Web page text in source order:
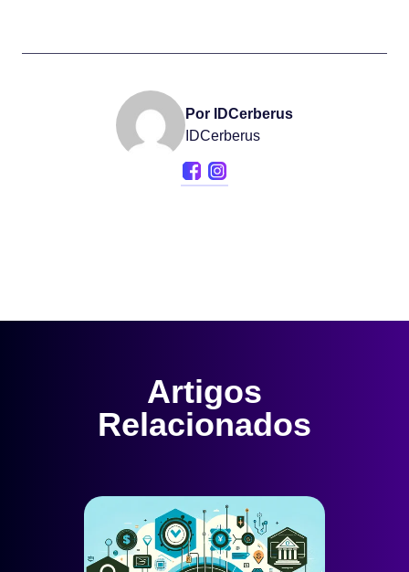
Por IDCerberus
IDCerberus
Artigos
Relacionados